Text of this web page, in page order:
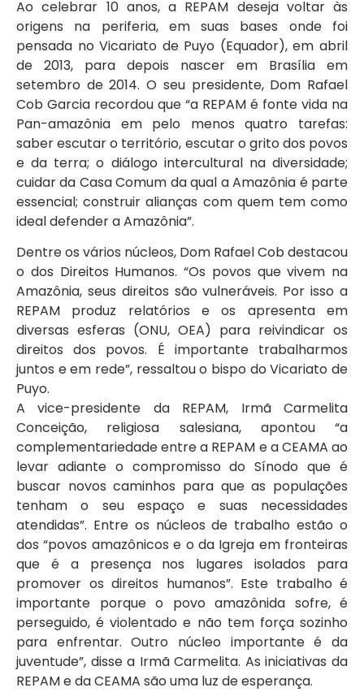
Ao celebrar 10 anos, a REPAM deseja voltar às
origens na periferia, em suas bases onde foi
pensada no Vicariato de Puyo (Equador), em abril
de 2013, para depois nascer em Brasília em
setembro de 2014. O seu presidente, Dom Rafael
Cob Garcia recordou que “a REPAM é fonte vida na
Pan-amazônia em pelo menos quatro tarefas:
saber escutar o território, escutar o grito dos povos
e da terra; o diálogo intercultural na diversidade;
cuidar da Casa Comum da qual a Amazônia é parte
essencial; construir alianças com quem tem como
ideal defender a Amazônia”.
Dentre os vários núcleos, Dom Rafael Cob destacou
o dos Direitos Humanos. “Os povos que vivem na
Amazônia, seus direitos são vulneráveis. Por isso a
REPAM produz relatórios e os apresenta em
diversas esferas (ONU, OEA) para reivindicar os
direitos dos povos. É importante trabalharmos
juntos e em rede”, ressaltou o bispo do Vicariato de
Puyo.
A vice-presidente da REPAM, Irmã Carmelita
Conceição, religiosa salesiana, apontou “a
complementariedade entre a REPAM e a CEAMA ao
levar adiante o compromisso do Sínodo que é
buscar novos caminhos para que as populações
tenham o seu espaço e suas necessidades
atendidas”. Entre os núcleos de trabalho estão o
dos “povos amazônicos e o da Igreja em fronteiras
que é a presença nos lugares isolados para
promover os direitos humanos”. Este trabalho é
importante porque o povo amazônida sofre, é
perseguido, é violentado e não tem força sozinho
para enfrentar. Outro núcleo importante é da
juventude”, disse a Irmã Carmelita. As iniciativas da
REPAM e da CEAMA são uma luz de esperança.